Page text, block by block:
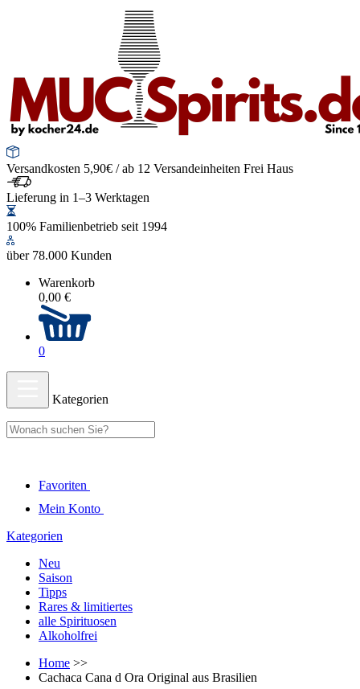
Versandkosten 5,90€ / ab 12 Versandeinheiten Frei Haus
Lieferung in 1–3 Werktagen
100% Familienbetrieb seit 1994
über 78.000 Kunden
Warenkorb
0,00 €
0
Kategorien
Favoriten
Mein Konto
Kategorien
Neu
Saison
Tipps
Rares & limitiertes
alle Spirituosen
Alkoholfrei
Home >>
Cachaca Cana d Ora Original aus Brasilien